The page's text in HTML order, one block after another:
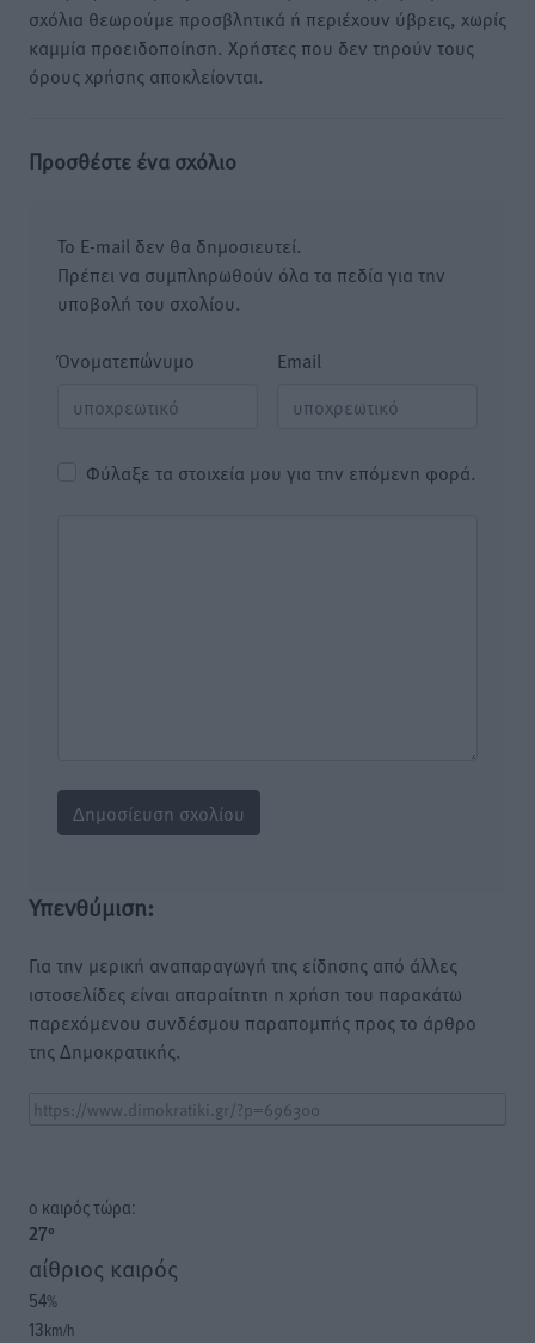
σχόλια θεωρούμε προσβλητικά ή περιέχουν ύβρεις, χωρίς
καμμία προειδοποίηση. Χρήστες που δεν τηρούν τους
όρους χρήσης αποκλείονται.
Προσθέστε ένα σχόλιο
Το E-mail δεν θα δημοσιευτεί.
Πρέπει να συμπληρωθούν όλα τα πεδία για την
υποβολή του σχολίου.
Όνοματεπώνυμο Email
Φύλαξε τα στοιχεία μου για την επόμενη φορά.
Υπενθύμιση:
Για την μερική αναπαραγωγή της είδησης από άλλες
ιστοσελίδες είναι απαραίτητη η χρήση του παρακάτω
παρεχόμενου συνδέσμου παραπομπής προς το άρθρο
της Δημοκρατικής.
o καιρός τώρα:
27°
αίθριος καιρός
54%
13km/h